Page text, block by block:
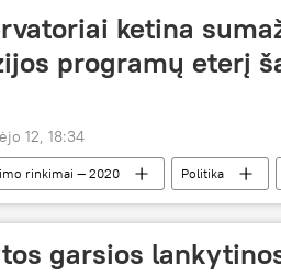
ketina
programų eterį
12, 18:34
rinkimai — 2020 Politika
garsios